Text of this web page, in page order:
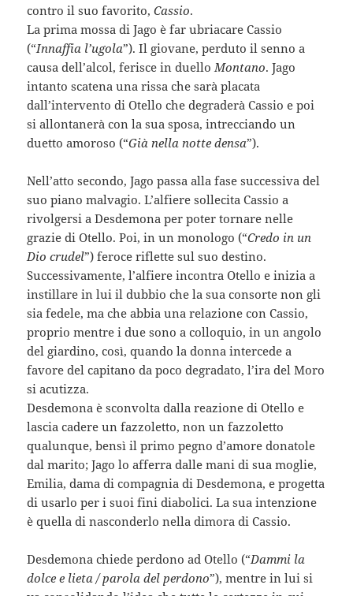
contro il suo favorito,Cassio.
La prima mossa di Jago è far ubriacare Cassio
(“Innaffia l’ugola”). Il giovane, perduto il senno a
causa dell’alcol, ferisce in duello Montano. Jago
intanto scatena una rissa che sarà placata
dall’intervento di Otello che degraderà Cassio e poi
si allontanerà con la sua sposa, intrecciando un
duetto amoroso (“Già nella notte densa”).
Nell’atto secondo, Jago passa alla fase successiva del
suo piano malvagio. L’alfiere sollecita Cassio a
rivolgersi a Desdemona per poter tornare nelle
grazie di Otello. Poi, in un monologo (“Credo in un
Dio crudel”) feroce riflette sul suo destino.
Successivamente, l’alfiere incontra Otello e inizia a
instillare in lui il dubbio che la sua consorte non gli
sia fedele, ma che abbia una relazione con Cassio,
proprio mentre i due sono a colloquio, in un angolo
del giardino, così, quando la donna intercede a
favore del capitano da poco degradato, l’ira del Moro
si acutizza.
Desdemona è sconvolta dalla reazione di Otello e
lascia cadere un fazzoletto, non un fazzoletto
qualunque, bensì il primo pegno d’amore donatole
dal marito; Jago lo afferra dalle mani di sua moglie,
Emilia, dama di compagnia di Desdemona, e progetta
di usarlo per i suoi fini diabolici. La sua intenzione
è quella di nasconderlo nella dimora di Cassio.
Desdemona chiede perdono ad Otello (“Dammi la
dolce e lieta / parola del perdono”), mentre in lui si